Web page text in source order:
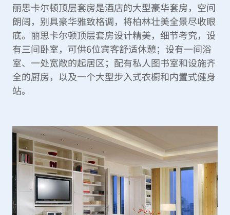
丽思卡尔顿顶层套房是酒店的大型豪华套房，空间
朗阔，别具豪华雅致格调，将柏林壮美全景尽收眼
底。丽思卡尔顿顶层套房设计精美，细节考究，设
有三间卧室，可供6位宾客舒适休憩；设有一间浴
室、一处宽敞的起居区；配有私人图书室和设施齐
全的厨房，以及一个大型步入式衣橱和内置式健身
站。